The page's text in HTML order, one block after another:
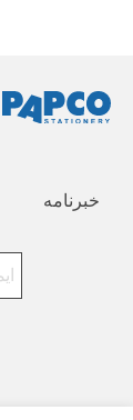
خبرنامه